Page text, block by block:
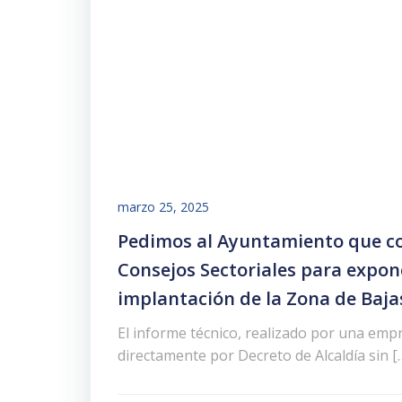
marzo 25, 2025
Pedimos al Ayuntamiento que
Consejos Sectoriales para
implantación de la Zona de
El informe técnico, realizado por una
directamente por Decreto de Alcaldía sin